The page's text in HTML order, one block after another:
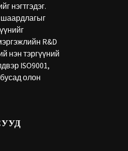
нэгтгэдэг.
шаардлагыг
R&D
нэн тэргүүний
ISO9001,
бусад олон